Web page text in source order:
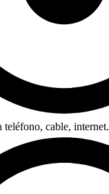
teléfono, cable, internet.